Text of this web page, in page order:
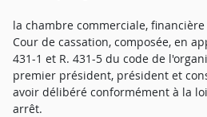
la chambre commerciale,
Cour de cassation, composée, en
431-1 et R. 431-5 du code de
premier président, président et
avoir délibéré conformément à la
arrêt.